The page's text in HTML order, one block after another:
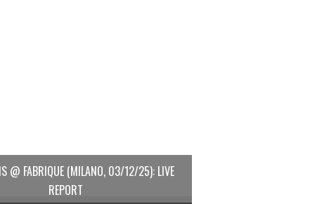
@ FABRIQUE (MILANO, 03/12/25): LIVE
REPORT